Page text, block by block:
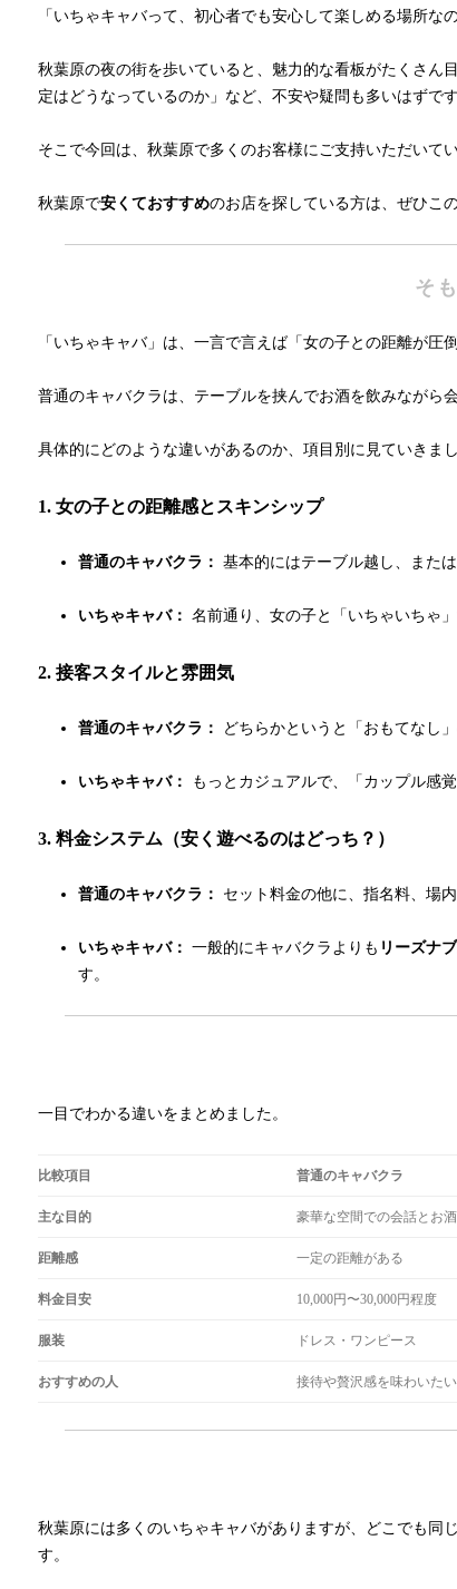
「いちゃキャバって、初心者でも安心して楽しめる場所なの
秋葉原の夜の街を歩いていると、魅力的な看板がたくさん
定はどうなっているのか」など、不安や疑問も多いはずです
そこで今回は、秋葉原で多くのお客様にご支持いただいて
秋葉原で安くておすすめのお店を探している方は、ぜひこ
そ
「いちゃキャバ」は、一言で言えば「女の子との距離が圧
普通のキャバクラは、テーブルを挟んでお酒を飲みながら
具体的にどのような違いがあるのか、項目別に見ていきまし
1. 女の子との距離感とスキンシップ
普通のキャバクラ： 基本的にはテーブル越し、また
いちゃキャバ： 名前通り、女の子と「いちゃいちゃ
2. 接客スタイルと雰囲気
普通のキャバクラ： どちらかというと「おもてなし
いちゃキャバ： もっとカジュアルで、「カップル感
3. 料金システム（安く遊べるのはどっち？）
普通のキャバクラ： セット料金の他に、指名料、場
いちゃキャバ： 一般的にキャバクラよりも リーズナ
す。
一目でわかる違いをまとめました。
比較項目 普通のキャバクラ
主な目的 豪華な空間での会話とお酒
距離感 一定の距離がある
料金目安 10,000円〜30,000円程度
服装 ドレス・ワンピース
おすすめの人 接待や贅沢感を味わいたい
秋葉原には多くのいちゃキャバがありますが、どこでも同
す。